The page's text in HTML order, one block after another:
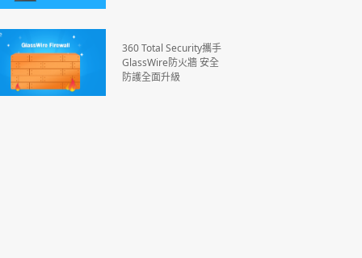
360 Total Security攜手
GlassWire防火牆 安全
防護全面升級